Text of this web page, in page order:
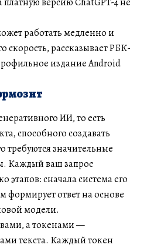
работать медленно и
скорость, рассказывает РБК-
издание Android
ИИ, то есть
способного создавать
требуются значительные
Каждый ваш запрос
этапов: сначала система его
формирует ответ на основе
модели.
а токенами —
текста. Каждый токен